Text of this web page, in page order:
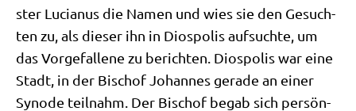
ster Lucia­nus die Namen und wies sie den Gesuch­
ten zu, als die­ser ihn in Dios­po­lis auf­such­te, um
das Vor­ge­fal­le­ne zu berich­ten. Dios­po­lis war eine
Stadt, in der Bischof Johan­nes gera­de an einer
Syn­ode teil­nahm. Der Bischof begab sich per­sön­